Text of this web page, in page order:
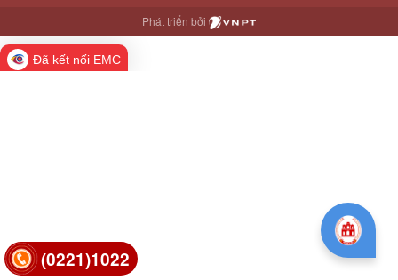
(0221)1022
Phát triển bởi
Đã kết nối EMC